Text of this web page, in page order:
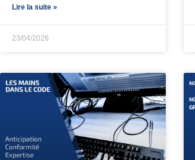
Lire la suite »
23/04/2026